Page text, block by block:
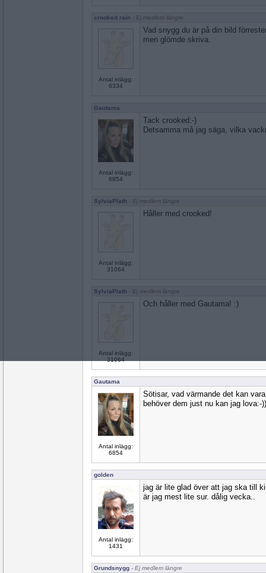
crooked rain - Ej medlem längre
Antal inlägg:
6334
Vad snygg du är på din bild
men glömde skriva.
Gautama
Antal inlägg:
6854
Tack crooked:-)
Detsamma må jag säga, vilka
SylviaPlath - Ej medlem längre
Antal inlägg:
31064
Håller med crooked!
SylviaPlath - Ej medlem längre
Antal inlägg:
31064
Och håller med Gautama! :)
Gautama
Antal inlägg:
6854
Sötisar, vad värmande det kan
behöver dem just nu kan jag lova:-))
golden
Antal inlägg:
1431
jag är lite glad över att jag ska till
är jag mest lite sur. dålig vecka..
Grundsnygg - Ej medlem längre